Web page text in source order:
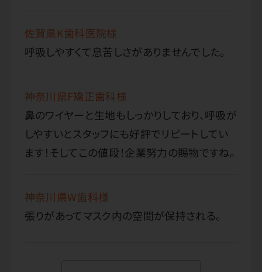
佐賀県K歯科医院様
呼吸しやすくて息苦しさがありませんでした。
神奈川県F矯正歯科様
鼻のワイヤーと生地もしっかりしており、呼吸が
しやすいとスタッフにも好評でリピートしてい
ます！そしてこの値段！企業努力の賜物ですね。
神奈川県W歯科様
張りがあってマスク内の空間が保持される。